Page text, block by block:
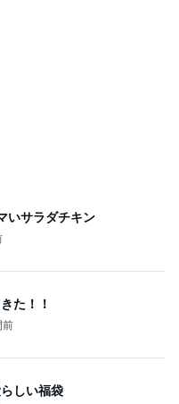
いサラダチキン
た！！
前
しい福袋